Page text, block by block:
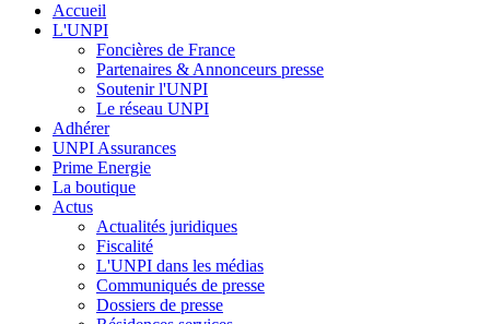
Accueil
L'UNPI
Foncières de France
Partenaires & Annonceurs presse
Soutenir l'UNPI
Le réseau UNPI
Adhérer
UNPI Assurances
Prime Energie
La boutique
Actus
Actualités juridiques
Fiscalité
L'UNPI dans les médias
Communiqués de presse
Dossiers de presse